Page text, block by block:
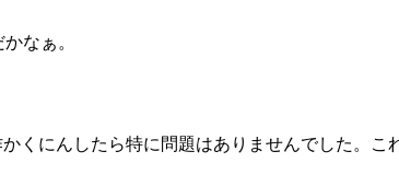
なぁ。
かくにんしたら特に問題はありませんでした。